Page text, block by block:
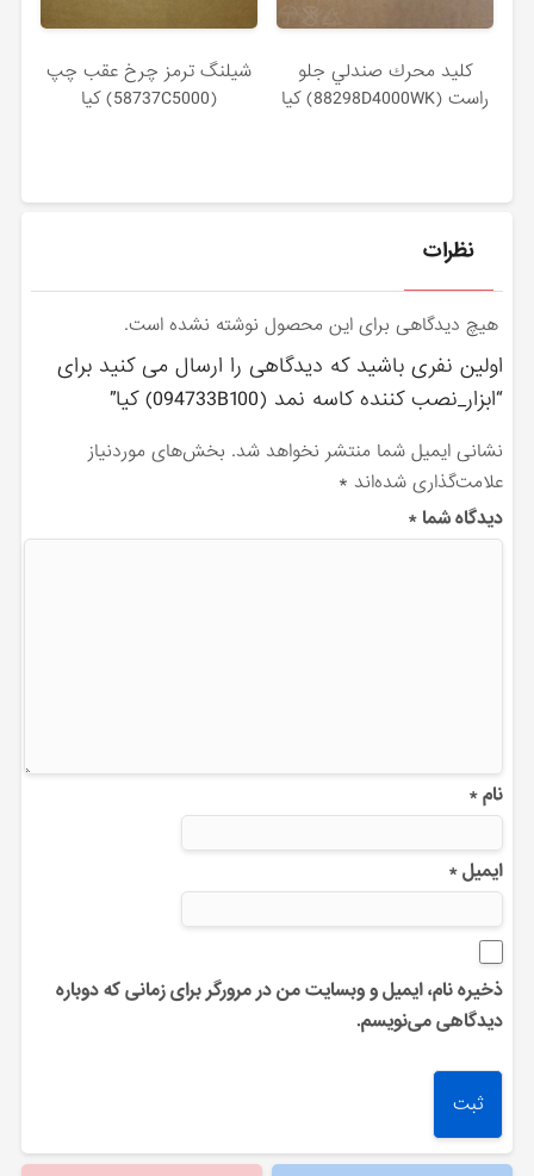
كليد محرك صندلي جلو
راست (88298D4000WK) کیا
شيلنگ ترمز چرخ عقب چپ
(58737C5000) کیا
نظرات
هیچ دیدگاهی برای این محصول نوشته نشده است.
اولین نفری باشید که دیدگاهی را ارسال می کنید برای
“ابزار_نصب كننده كاسه نمد (094733B100) کیا”
نشانی ایمیل شما منتشر نخواهد شد. بخش‌های موردنیاز
علامت‌گذاری شده‌اند *
دیدگاه شما*
نام*
ایمیل*
ذخیره نام، ایمیل و وبسایت من در مرورگر برای زمانی که دوباره
دیدگاهی می‌نویسم.